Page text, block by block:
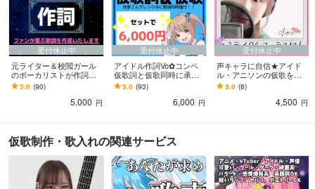
受付休止中
元ライター＆校閲ガール
のボーカリストが作詞を
します ファンが喜ぶ歌詞
作成！ヲタだからこそヲ
タの気持ちがわかる
5.0 (90)
5,000 円
受付休止中
アイドル作詞Vo✿コンペ
仮歌詞と仮歌同時に承り
ます アレンジに集中した
い方へ♪可愛いアイドル歌
詞はお任せ下さい！
5.0 (93)
6,000 円
受付休止中
声キャラに自信★アイド
ル・アニソンの仮歌を承
ります アイドルコンペ採
用あり【高音質機材】2テ
イク＆コーラスW付！
5.0 (8)
4,500 円
仮歌制作・歌入れの関連サービス